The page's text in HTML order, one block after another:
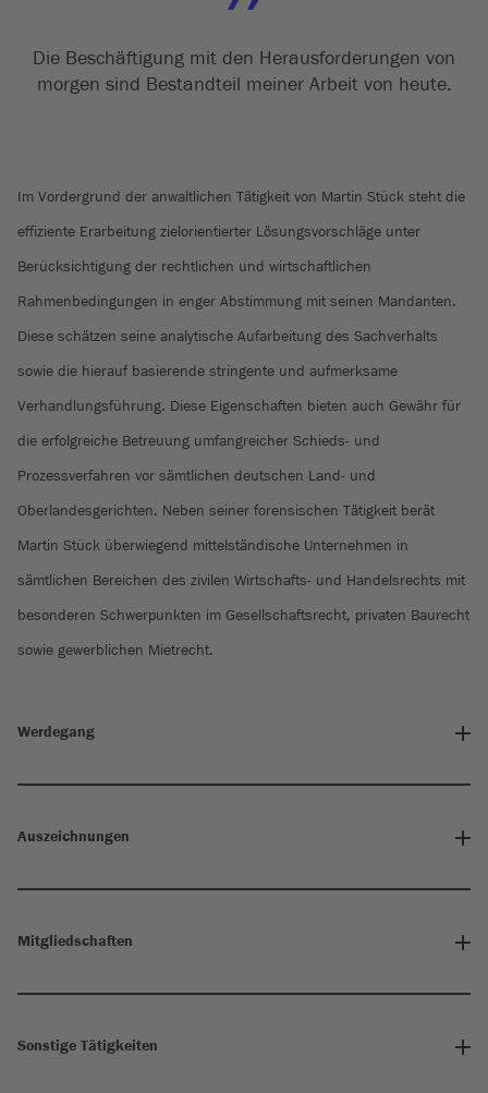
Die Beschäftigung mit den Herausforderungen von
morgen sind Bestandteil meiner Arbeit von heute.
Im Vordergrund der anwaltlichen Tätigkeit von Martin Stück steht die
effiziente Erarbeitung zielorientierter Lösungsvorschläge unter
Berücksichtigung der rechtlichen und wirtschaftlichen
Rahmenbedingungen in enger Abstimmung mit seinen Mandanten.
Diese schätzen seine analytische Aufarbeitung des Sachverhalts
sowie die hierauf basierende stringente und aufmerksame
Verhandlungsführung. Diese Eigenschaften bieten auch Gewähr für
die erfolgreiche Betreuung umfangreicher Schieds- und
Prozessverfahren vor sämtlichen deutschen Land- und
Oberlandesgerichten. Neben seiner forensischen Tätigkeit berät
Martin Stück überwiegend mittelständische Unternehmen in
sämtlichen Bereichen des zivilen Wirtschafts- und Handelsrechts mit
besonderen Schwerpunkten im Gesellschaftsrecht, privaten Baurecht
sowie gewerblichen Mietrecht.
Werdegang
Auszeichnungen
Mitgliedschaften
Sonstige Tätigkeiten